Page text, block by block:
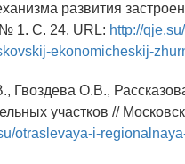
развития
1. С. 24. URL: http://
ekonomicheskij-
Гвоздева О.В.,
участков //
otraslevaya-i-